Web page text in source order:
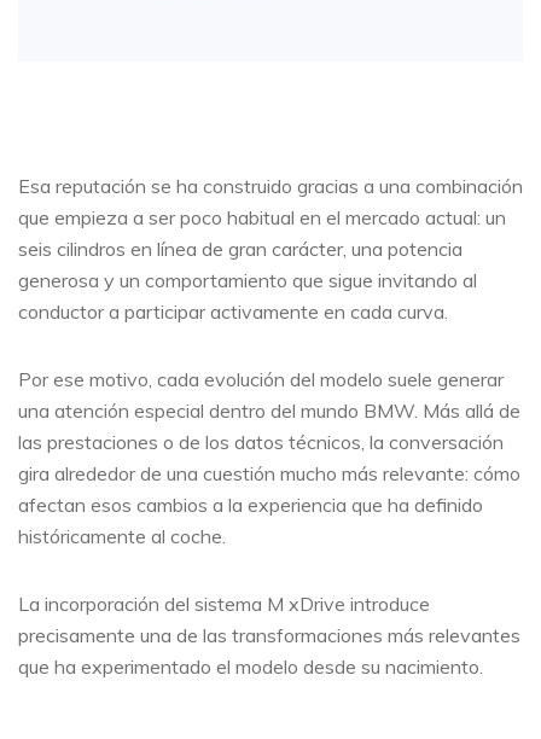
Esa reputación se ha construido gracias a una combinación
que empieza a ser poco habitual en el mercado actual: un
seis cilindros en línea de gran carácter, una potencia
generosa y un comportamiento que sigue invitando al
conductor a participar activamente en cada curva.
Por ese motivo, cada evolución del modelo suele generar
una atención especial dentro del mundo BMW. Más allá de
las prestaciones o de los datos técnicos, la conversación
gira alrededor de una cuestión mucho más relevante: cómo
afectan esos cambios a la experiencia que ha definido
históricamente al coche.
La incorporación del sistema M xDrive introduce
precisamente una de las transformaciones más relevantes
que ha experimentado el modelo desde su nacimiento.